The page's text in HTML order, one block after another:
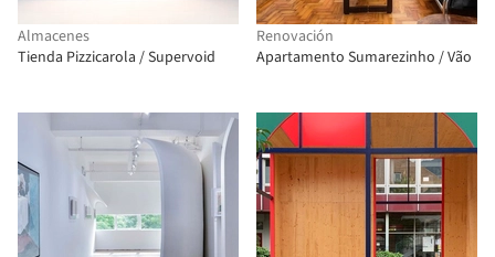
Almacenes
Tienda Pizzicarola / Supervoid
Renovación
Apartamento Sumarezinho / Vão